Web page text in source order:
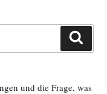
und die Frage, was